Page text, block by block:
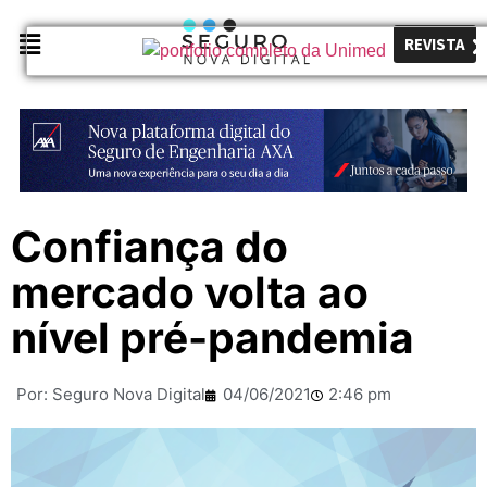
REVISTA
Confiança do
mercado volta ao
nível pré-pandemia
Por: Seguro Nova Digital 04/06/2021 2:46 pm